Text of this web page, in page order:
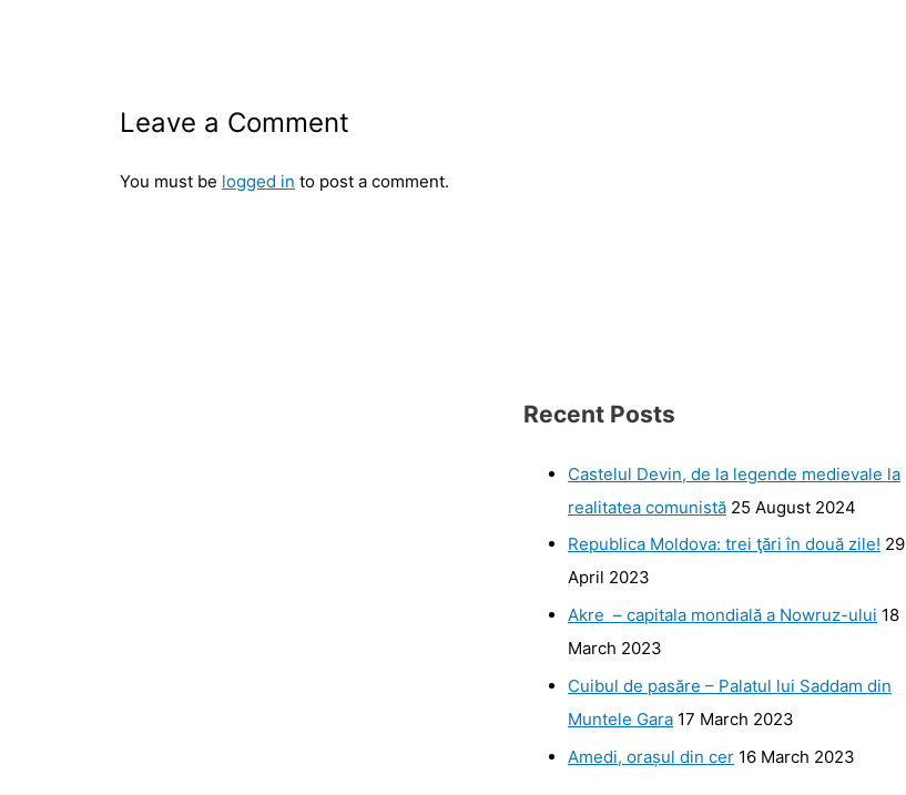
Leave a Comment
You must be logged in to post a comment.
Recent Posts
Castelul Devin, de la legende medievale la
realitatea comunistă 25 August 2024
Republica Moldova: trei ţări în două zile! 29
April 2023
Akre – capitala mondială a Nowruz-ului 18
March 2023
Cuibul de pasăre – Palatul lui Saddam din
Muntele Gara 17 March 2023
Amedi, orașul din cer 16 March 2023